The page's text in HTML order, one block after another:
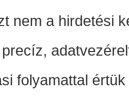
nem a hirdetési
folyamattal